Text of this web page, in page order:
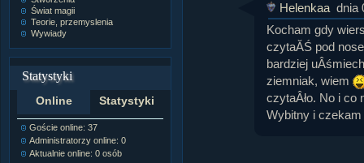
Świat magii
Teorie, przemyslenia
Wywiady
Statystyki
Online Statystyki
Goście online: 37
Administratorzy online: 0
Aktualnie online: 0 osób
Helenkaa dnia
Kocham gdy
czytaĂŚ pod
bardziej
ziemniak, wiem
czytaÂło. No i co
Wybitny i